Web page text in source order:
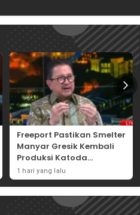
Freeport Pastikan Smelter
Manyar Gresik Kembali
Produksi Katoda
Tembaga Mulai
September 2026
1 hari yang lalu